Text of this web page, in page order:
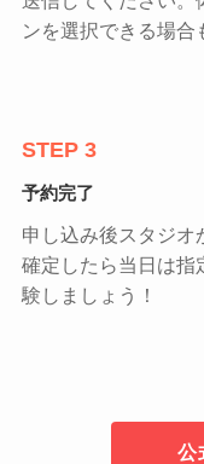
ンを選択できる場合
STEP 3
予約完了
申し込み後スタジオ
確定したら当日は指
験しましょう！
公